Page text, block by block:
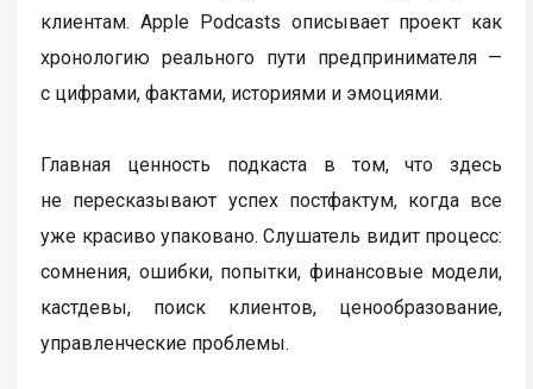
клиентам. Apple Podcasts описывает проект как
хронологию реального пути предпринимателя —
с цифрами, фактами, историями и эмоциями.
Главная ценность подкаста в том, что здесь
не пересказывают успех постфактум, когда все
уже красиво упаковано. Слушатель видит процесс:
сомнения, ошибки, попытки, финансовые модели,
кастдевы, поиск клиентов, ценообразование,
управленческие проблемы.